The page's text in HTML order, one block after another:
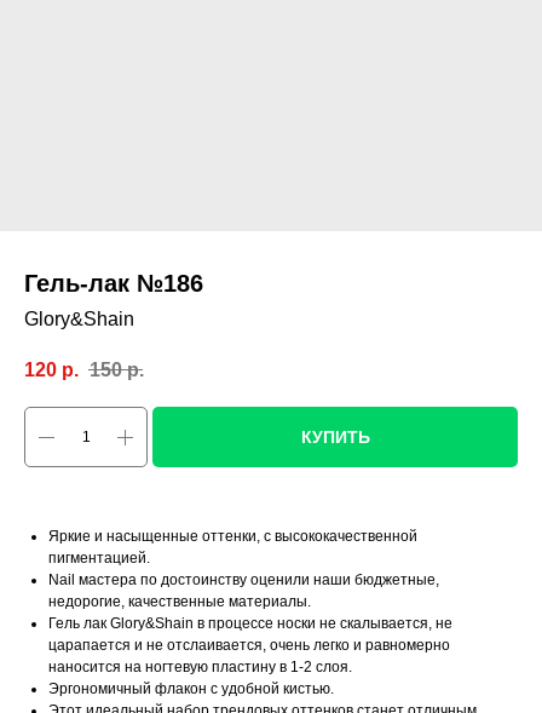
Гель-лак №186
Glory&Shain
120 р. 150 р.
КУПИТЬ
Яркие и насыщенные оттенки, с высококачественной
пигментацией.
Nail мастера по достоинству оценили наши бюджетные,
недорогие, качественные материалы.
Гель лак Glory&Shain в процессе носки не скалывается, не
царапается и не отслаивается, очень легко и равномерно
наносится на ногтевую пластину в 1-2 слоя.
Эргономичный флакон с удобной кистью.